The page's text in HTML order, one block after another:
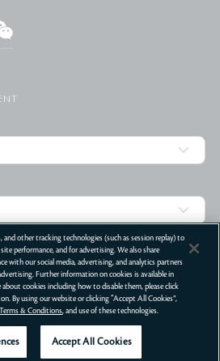
Tous droits réservés.
Ne pas vendre ni partager mes informations personnelles
Services
and other tracking technologies (such as session replay) to
site performance, and for advertising. We also share
with our social media, advertising, and analytics partners
Further information on cookies is available in
about cookies including how to disable them, please click
By using our website or clicking “Accept All Cookies”,
Terms & Conditions, and use of these technologies.
Accept All Cookies